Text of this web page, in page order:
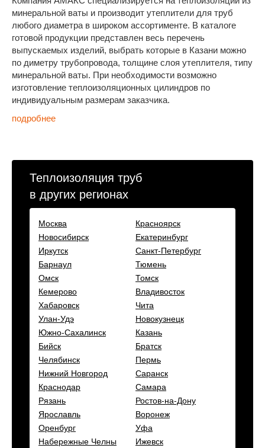
минеральной ваты и производит утеплители для труб
любого диаметра в широком ассортименте. В каталоге
готовой продукции представлен весь перечень
выпускаемых изделий, выбрать которые в Казани можно
по диметру трубопровода, толщине слоя утеплителя, типу
минеральной ваты. При необходимости возможно
изготовление теплоизоляционных цилиндров по
индивидуальным размерам заказчика.
подробнее
Теплоизоляция труб
в других регионах
Москва
Красноярск
Новосибирск
Екатеринбург
Иркутск
Санкт-Петербург
Барнаул
Тюмень
Омск
Томск
Кемерово
Владивосток
Хабаровск
Чита
Улан-Удэ
Новокузнецк
Южно-Сахалинск
Казань
Бийск
Братск
Челябинск
Пермь
Нижний Новгород
Саранск
Краснодар
Самара
Рязань
Ростов-на-Дону
Ярославль
Воронеж
Оренбург
Уфа
Набережные Челны
Ижевск